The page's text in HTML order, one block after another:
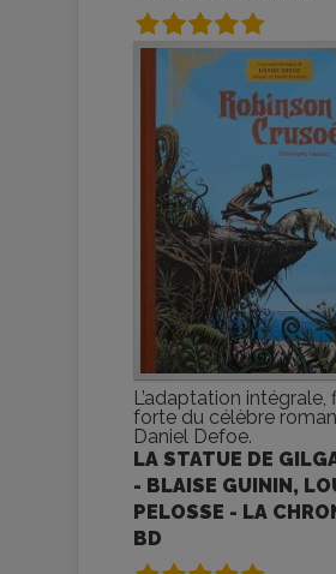
L’adaptation intégrale,
forte du célèbre
Daniel Defoe.
LA STATUE DE
- BLAISE GUININ,
PELOSSE - LA
BD